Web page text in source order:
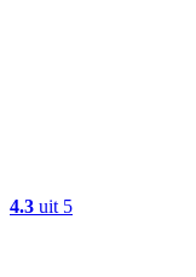
4.3 uit 5